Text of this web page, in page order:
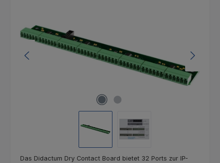
Das Didactum Dry Contact Board bietet 32 Ports zur IP-